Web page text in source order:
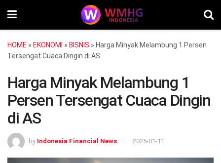
HOME » EKONOMI » BISNIS » Harga Minyak Melambung 1 Persen
Tersengat Cuaca Dingin di AS
Harga Minyak Melambung 1
Persen Tersengat Cuaca Dingin
di AS
by Indonesia Financial News 2025-01-11